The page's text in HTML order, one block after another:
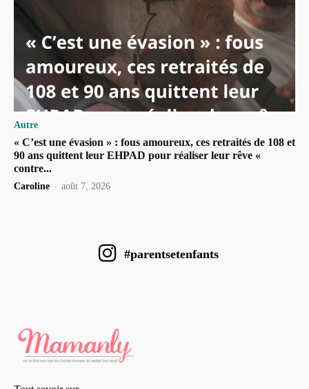
Autre
« C’est une évasion » : fous amoureux, ces retraités de 108 et
90 ans quittent leur EHPAD pour réaliser leur rêve «
contre...
Caroline - août 7, 2026
#parentsetenfants